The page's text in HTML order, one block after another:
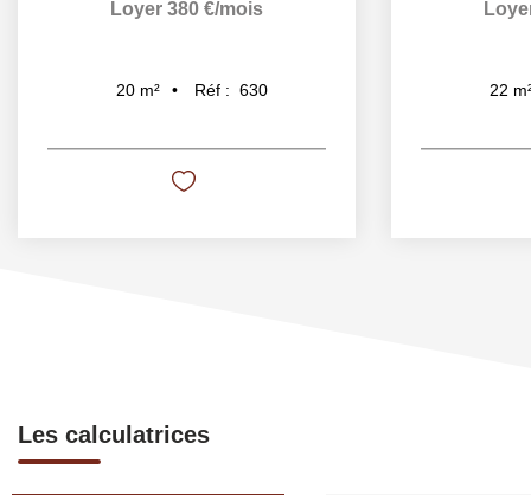
Loyer 380 €/mois
20 m² Réf : 630 22
Les calculatrices